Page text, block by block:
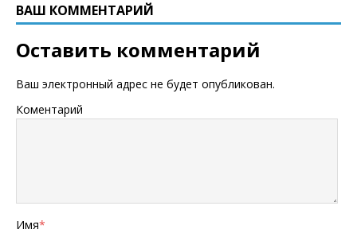
ВАШ КОММЕНТАРИЙ
Оставить комментарий
Ваш электронный адрес не будет опубликован.
Коментарий
Имя*